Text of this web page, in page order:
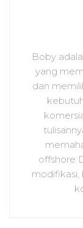
Boby
yang
dan
offshore
modifikasi,